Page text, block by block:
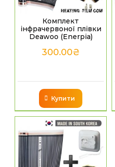
Комплект
інфрачервоної плівки
Deawoo (Enerpia)
300.00₴
Купити